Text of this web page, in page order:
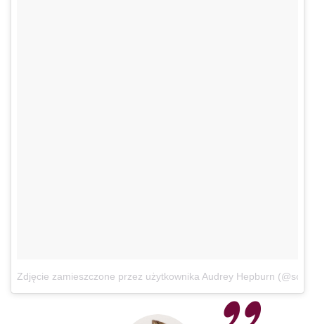
Zdjęcie zamieszczone przez użytkownika Audrey Hepburn